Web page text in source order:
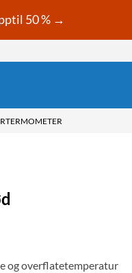
50 % →
og overflatetemperatur